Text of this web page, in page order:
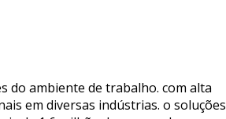
ambiente de trabalho. com alta
em diversas indústrias. o soluções